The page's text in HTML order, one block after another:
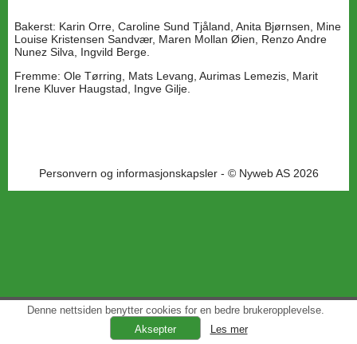
Bakerst: Karin Orre, Caroline Sund Tjåland, Anita Bjørnsen, Mine
Louise Kristensen Sandvær, Maren Mollan Øien, Renzo Andre
Nunez Silva, Ingvild Berge.
Fremme: Ole Tørring, Mats Levang, Aurimas Lemezis, Marit
Irene Kluver Haugstad, Ingve Gilje.
Personvern og informasjonskapsler- © Nyweb AS 2026
Denne nettsiden benytter cookies for en bedre brukeropplevelse.
Les mer